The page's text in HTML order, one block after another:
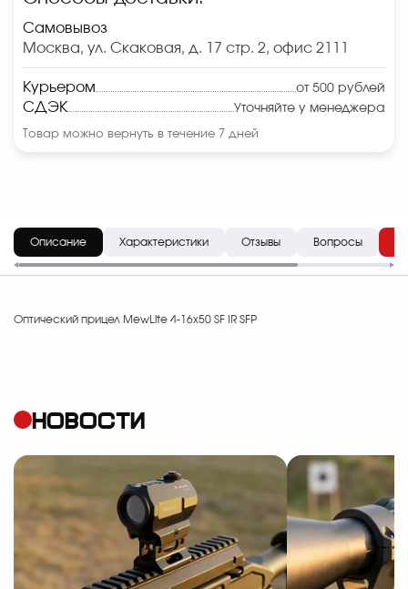
Самовывоз
Москва, ул. Скаковая, д. 17 стр. 2, офис 2111
Курьером от 500 рублей
СДЭК Уточняйте у менеджера
Товар можно вернуть в течение 7 дней
Описание Характеристики Отзывы Вопросы
Оптический прицел MewLite 4-16x50 SF IR SFP
НОВОСТИ